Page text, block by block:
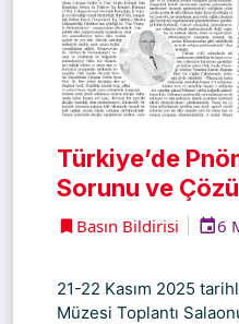
Türkiye’de
Sorunu ve
Basın Bildirisi 6
21-22 Kasım 2025
Müzesi Toplantı